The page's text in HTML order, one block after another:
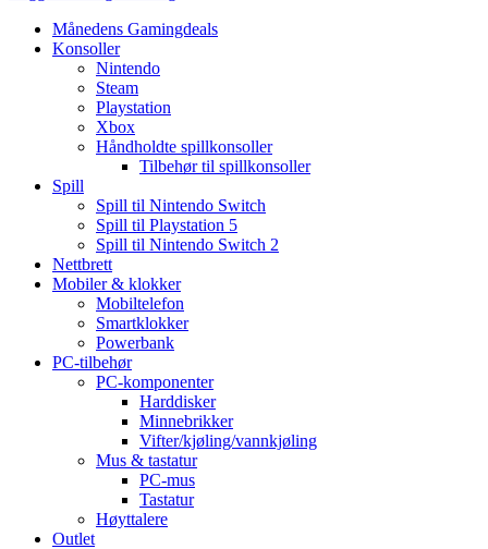
Månedens Gamingdeals
Konsoller
Nintendo
Steam
Playstation
Xbox
Håndholdte spillkonsoller
Tilbehør til spillkonsoller
Spill
Spill til Nintendo Switch
Spill til Playstation 5
Spill til Nintendo Switch 2
Nettbrett
Mobiler & klokker
Mobiltelefon
Smartklokker
Powerbank
PC-tilbehør
PC-komponenter
Harddisker
Minnebrikker
Vifter/kjøling/vannkjøling
Mus & tastatur
PC-mus
Tastatur
Høyttalere
Outlet